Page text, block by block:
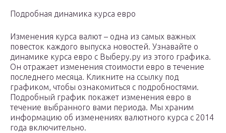
Подробная динамика курса евро
Изменения курса валют – одна из самых важных
повесток каждого выпуска новостей. Узнавайте о
динамике курса евро с Выберу.ру из этого графика.
Он отражает изменения стоимости евро в течение
последнего месяца. Кликните на ссылку под
графиком, чтобы ознакомиться с подробностями.
Подробный график покажет изменения евро в
течение выбранного вами периода. Мы храним
информацию об изменениях валютного курса с 2014
года включительно.